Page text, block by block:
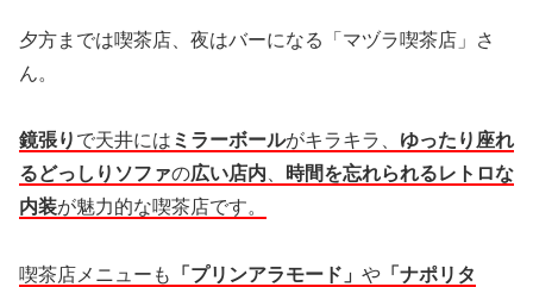
夕方までは喫茶店、夜はバーになる「マヅラ喫茶店」さ
ん。
鏡張り で天井には ミラーボールがキラキラ、 ゆったり座れ
るどっしりソファの広い店内、 時間を忘れられるレトロな
内装が魅力的な喫茶店です。
喫茶店メニューも 「プリンアラモード」 や 「ナポリタ